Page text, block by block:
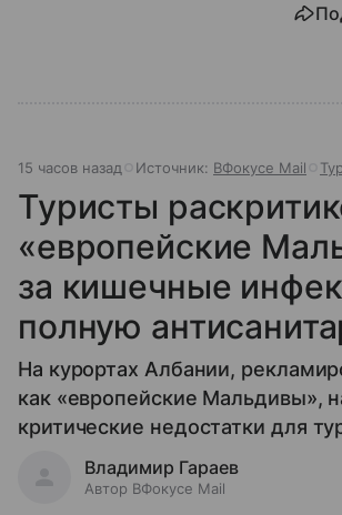
15 часов назад Источник: ВФокусе Mail
Туристы
«европейские
за кишечные
полную
На курортах Албании,
как «европейские Мальдивы»,
критические недостатки для
Владимир Гараев
Автор ВФокусе Mail